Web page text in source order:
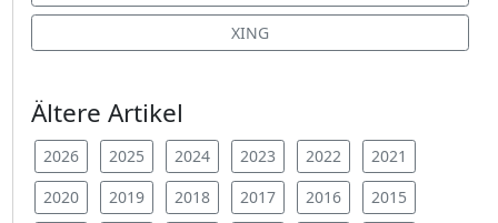
XING
Ältere Artikel
2026 2025 2024 2023 2022
2021
2020
2019 2018 2017 2016 2015